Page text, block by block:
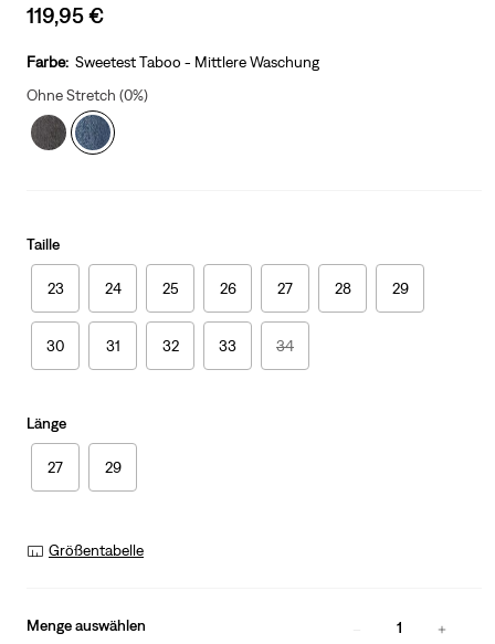
Sale
is
119,95 €
Farbe: Sweetest Taboo - Mittlere Waschung
Ohne Stretch (0%)
Taille
23 24 25 26 27 28 29
30 31 32 33 34
Länge
27 29
Größentabelle
Menge auswählen 1